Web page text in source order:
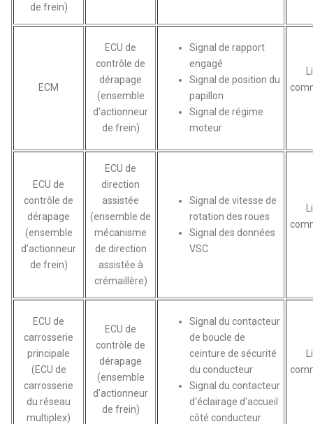
de frein)
ECM
ECU de
contrôle de
dérapage
(ensemble
d'actionneur
de frein)
Signal de rapport
engagé
Signal de position du
papillon
Signal de régime
moteur
ECU de
contrôle de
dérapage
(ensemble
d'actionneur
de frein)
ECU de
direction
assistée
(ensemble de
mécanisme
de direction
assistée à
crémaillère)
Signal de vitesse de
rotation des roues
Signal des données
VSC
ECU de
carrosserie
principale
(ECU de
carrosserie
du réseau
multiplex)
ECU de
contrôle de
dérapage
(ensemble
d'actionneur
de frein)
Signal du contacteur
de boucle de
ceinture de sécurité
du conducteur
Signal du contacteur
d'éclairage d'accueil
côté conducteur